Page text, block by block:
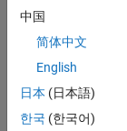
Principal
US-
中国
简体中文
English
日本 (日本語)
한국 (한국어)